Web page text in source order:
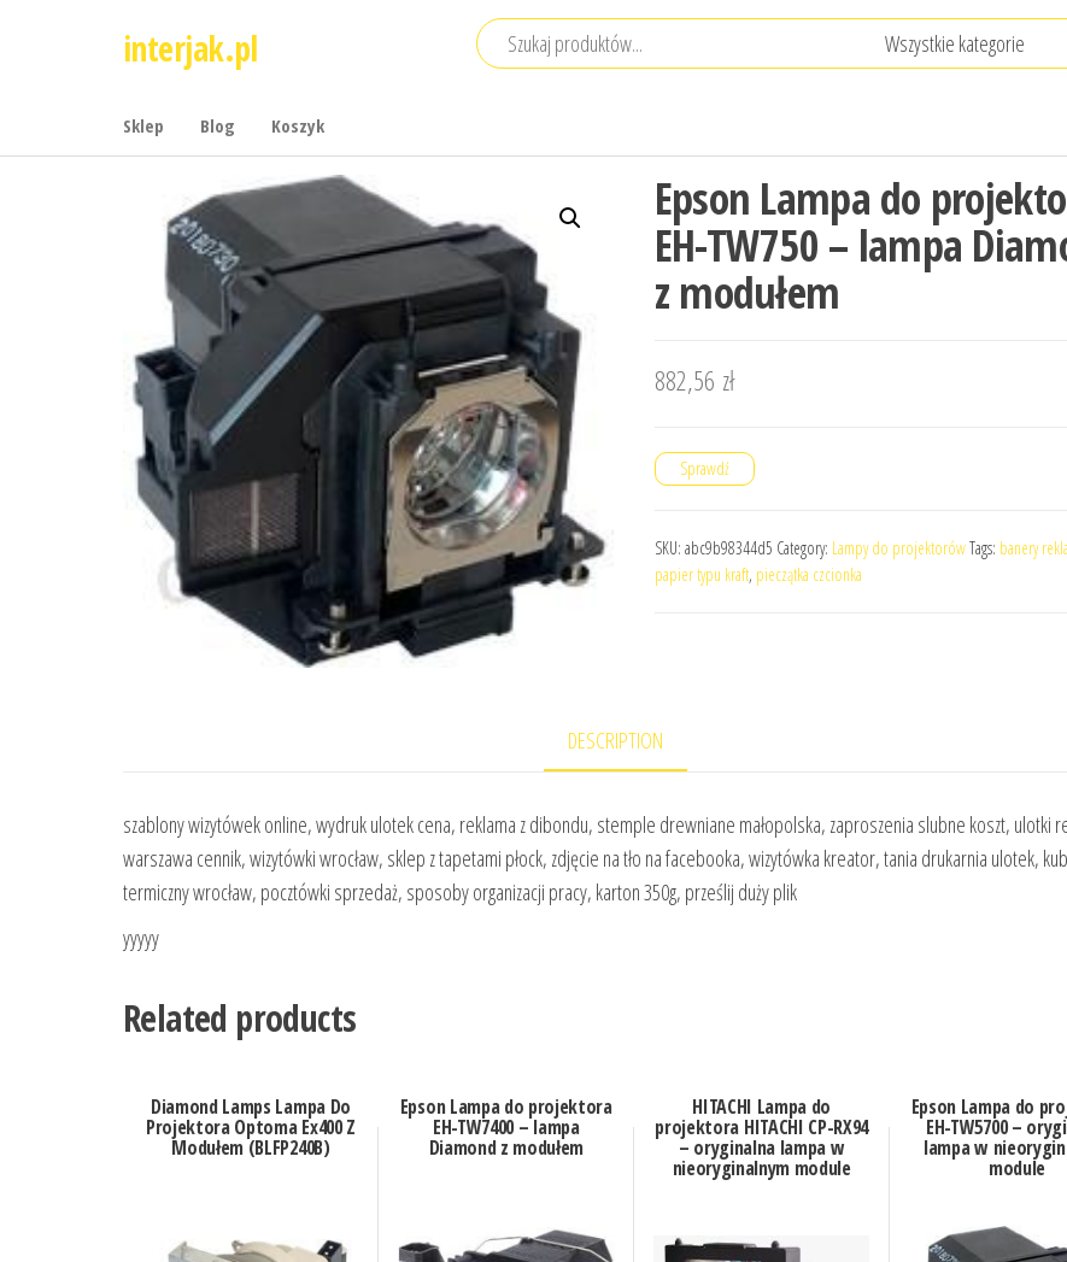
interjak.pl
Sklep Blog Koszyk
Epson Lampa do
EH-TW750 – lampa
z modułem
882,56 zł
Sprawdź
SKU: abc9b98344d5 Category: Lampy do projektorówTags: banery
papier typu kraft, pieczątka czcionka
DESCRIPTION
szablony wizytówek online, wydruk ulotek cena, reklama z dibondu, stemple drewniane małopolska, zaproszenia slubne koszt, ulotki
warszawa cennik, wizytówki wrocław, sklep z tapetami płock, zdjęcie na tło na facebooka, wizytówka kreator, tania drukarnia ulotek,
termiczny wrocław, pocztówki sprzedaż, sposoby organizacji pracy, karton 350g, prześlij duży plik
yyyyy
Related products
Diamond Lamps Lampa Do
Projektora Optoma Ex400 Z
Modułem (BLFP240B)
Epson Lampa do projektora
EH-TW7400 – lampa
Diamond z modułem
HITACHI Lampa do
projektora HITACHI CP-RX94
– oryginalna lampa w
nieoryginalnym module
Epson Lampa do
EH-TW5700 –
lampa w
module